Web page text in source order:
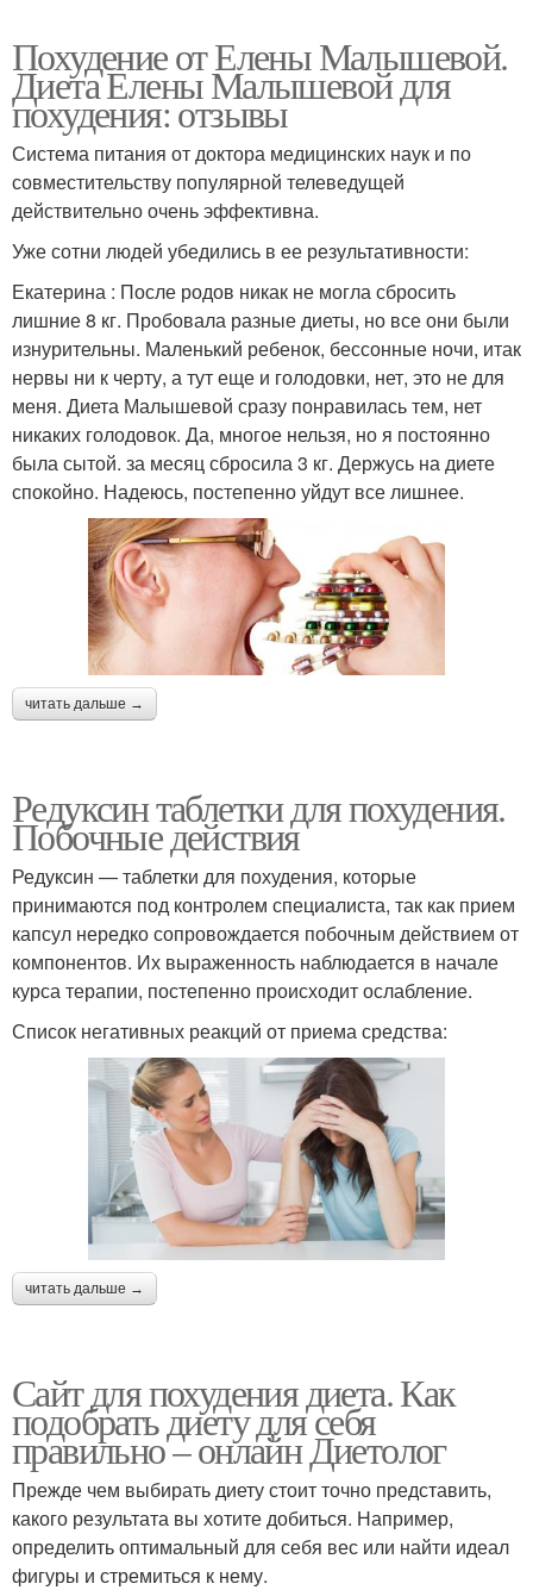
Похудение от Елены Малышевой.
Диета Елены Малышевой для
похудения: отзывы
Система питания от доктора медицинских наук и по
совместительству популярной телеведущей
действительно очень эффективна.
Уже сотни людей убедились в ее результативности:
Екатерина : После родов никак не могла сбросить
лишние 8 кг. Пробовала разные диеты, но все они были
изнурительны. Маленький ребенок, бессонные ночи, итак
нервы ни к черту, а тут еще и голодовки, нет, это не для
меня. Диета Малышевой сразу понравилась тем, нет
никаких голодовок. Да, многое нельзя, но я постоянно
была сытой. за месяц сбросила 3 кг. Держусь на диете
спокойно. Надеюсь, постепенно уйдут все лишнее.
читать дальше →
Редуксин таблетки для похудения.
Побочные действия
Редуксин — таблетки для похудения, которые
принимаются под контролем специалиста, так как прием
капсул нередко сопровождается побочным действием от
компонентов. Их выраженность наблюдается в начале
курса терапии, постепенно происходит ослабление.
Список негативных реакций от приема средства:
читать дальше →
Сайт для похудения диета. Как
подобрать диету для себя
правильно – онлайн Диетолог
Прежде чем выбирать диету стоит точно представить,
какого результата вы хотите добиться. Например,
определить оптимальный для себя вес или найти идеал
фигуры и стремиться к нему.